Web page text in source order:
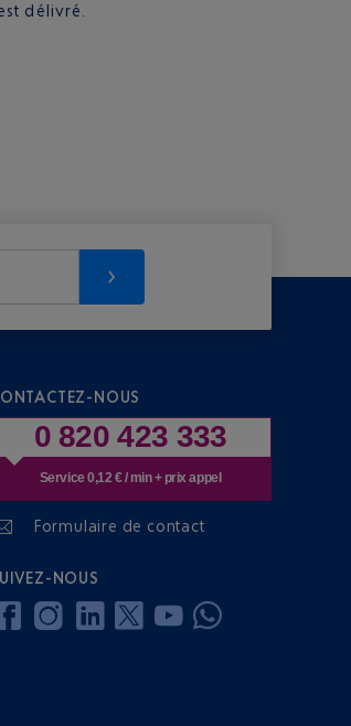
délivré.
NOUS
0 820 423 333
Service 0,12 € / min + prix appel
Formulaire de contact
NOUS